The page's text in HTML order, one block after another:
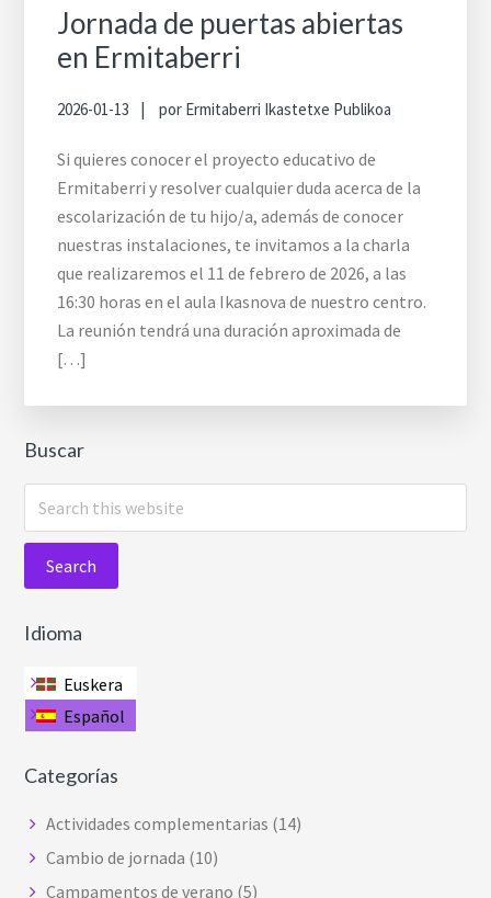
Jornada de puertas abiertas
en Ermitaberri
2026-01-13 por Ermitaberri Ikastetxe Publikoa
Si quieres conocer el proyecto educativo de
Ermitaberri y resolver cualquier duda acerca de la
escolarización de tu hijo/a, además de conocer
nuestras instalaciones, te invitamos a la charla
que realizaremos el 11 de febrero de 2026, a las
16:30 horas en el aula Ikasnova de nuestro centro.
La reunión tendrá una duración aproximada de
[…]
Buscar
e
r
h
h
w
s
Idioma
Euskera
Español
Categorías
Actividades complementarias (14)
Cambio de jornada (10)
Campamentos de verano (5)